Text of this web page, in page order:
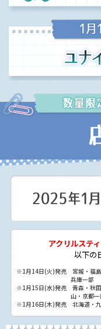
アクリルステ
以下の
※1月14日(火)発売 宮城・福島
兵庫一部
※1月15日(水)発売 青森・秋田
山・京都
※1月16日(木)発売 北海道・九